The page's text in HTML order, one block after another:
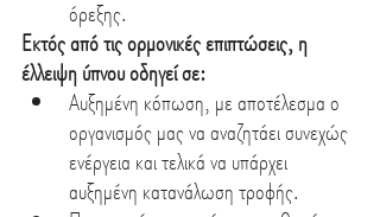
όρεξης.
Εκτός από τις ορμονικές επιπτώσεις, η
έλλειψη ύπνου οδηγεί σε:
Αυξημένη κόπωση, με αποτέλεσμα ο
οργανισμός μας να αναζητάει συνεχώς
ενέργεια και τελικά να υπάρχει
αυξημένη κατανάλωση τροφής.